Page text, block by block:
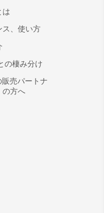
は
ス、使い方
の棲み分け
売パートナ
の方へ